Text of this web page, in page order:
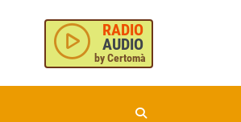
RADIO
AUDIO
by Certomà